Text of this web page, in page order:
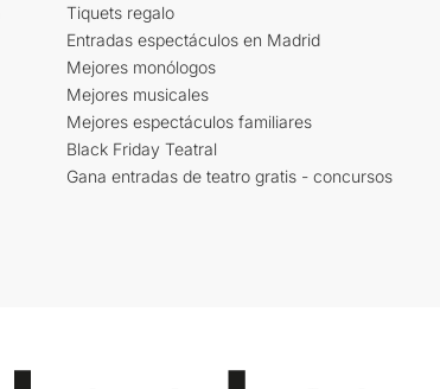
Tiquets regalo
Entradas espectáculos en Madrid
Mejores monólogos
Mejores musicales
Mejores espectáculos familiares
Black Friday Teatral
Gana entradas de teatro gratis - concursos